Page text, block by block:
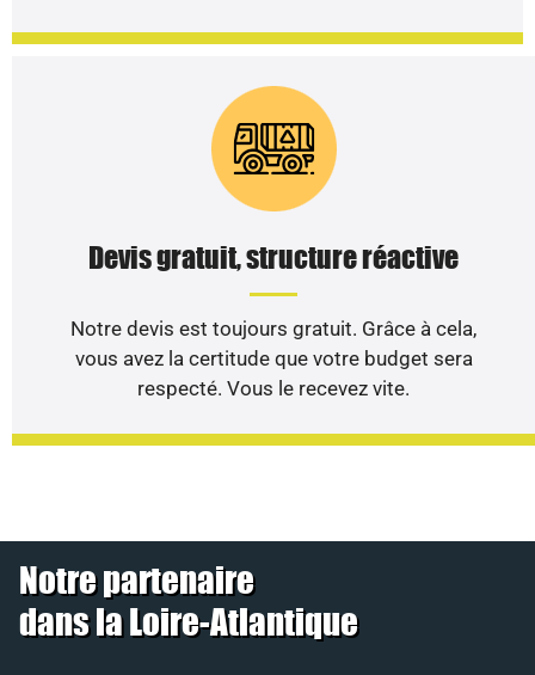
Devis gratuit, structure réactive
Notre devis est toujours gratuit. Grâce à cela,
vous avez la certitude que votre budget sera
respecté. Vous le recevez vite.
Notre partenaire
dans la Loire-Atlantique